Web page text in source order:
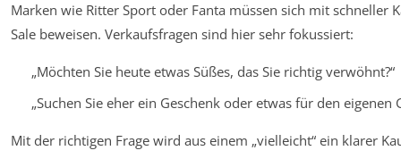
Marken wie Ritter Sport oder Fanta müssen sich mit schneller
Sale beweisen. Verkaufsfragen sind hier sehr fokussiert:
„Möchten Sie heute etwas Süßes, das Sie richtig verwöhnt?“
„Suchen Sie eher ein Geschenk oder etwas für den eigenen
Mit der richtigen Frage wird aus einem „vielleicht“ ein klarer